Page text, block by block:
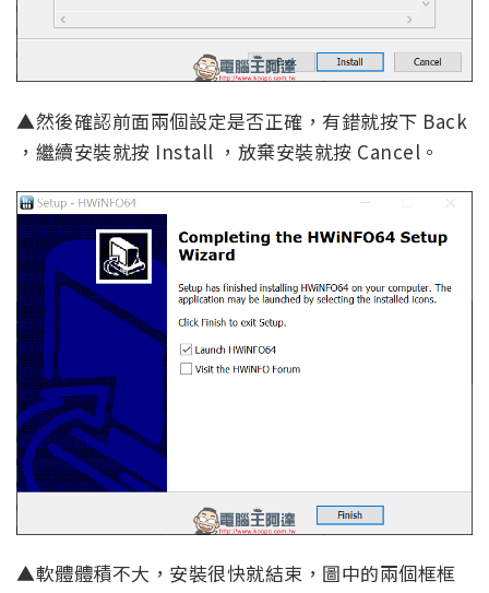
▲然後確認前面兩個設定是否正確，有錯就按下 Back
，繼續安裝就按 Install ，放棄安裝就按 Cancel。
▲軟體體積不大，安裝很快就結束，圖中的兩個框框